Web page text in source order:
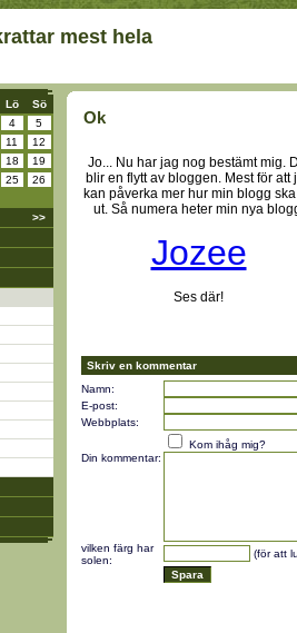
mest hela
Lö
Sö
4
5
11
12
18
19
25
26
>>
Ok
Jo... Nu har jag nog bestämt mig.
blir en flytt av bloggen. Mest för att
kan påverka mer hur min blogg
ut. Så numera heter min nya
Jozee
Ses där!
Skriv en kommentar
Namn:
E-post:
Webbplats:
Kom ihåg mig?
Din kommentar:
vilken färg har
solen:
(för att